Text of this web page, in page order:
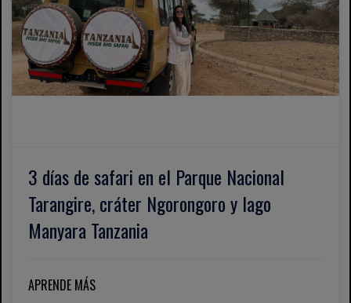
3 días de safari en el Parque Nacional
Tarangire, cráter Ngorongoro y lago
Manyara Tanzania
APRENDE MÁS